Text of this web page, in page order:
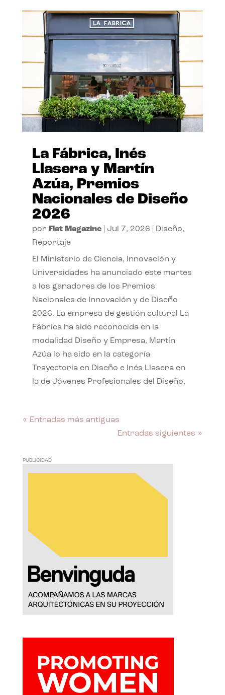
La Fábrica, Inés
Llasera y Martín
Azúa, Premios
Nacionales de Diseño
2026
por Flat Magazine| Jul 7, 2026 Diseño,
Reportaje
El Ministerio de Ciencia, Innovación y
Universidades ha anunciado este martes
a los ganadores de los Premios
Nacionales de Innovación y de Diseño
2026. La empresa de gestión cultural La
Fábrica ha sido reconocida en la
modalidad Diseño y Empresa, Martín
Azúa lo ha sido en la categoría
Trayectoria en Diseño e Inés Llasera en
la de Jóvenes Profesionales del Diseño.
« Entradas más antiguas
Entradas siguientes »
PUBLICIDAD